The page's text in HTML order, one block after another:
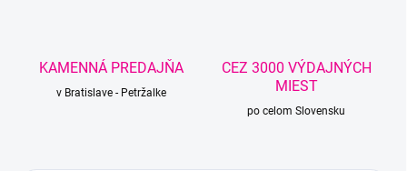
KAMENNÁ PREDAJŇA
v Bratislave - Petržalke
CEZ 3000 VÝDAJNÝCH
MIEST
po celom Slovensku